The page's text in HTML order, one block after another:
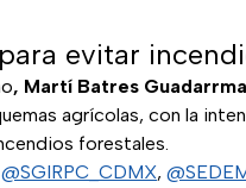
evitar
, Martí Batres Guadarrma
agrícolas, con la
forestales.
@SGIRPC_CDMX,